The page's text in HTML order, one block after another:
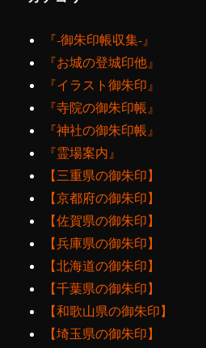
『‐御朱印帳収集‐』
『お城の登城印他』
『イラスト御朱印』
『寺院の御朱印帳』
『神社の御朱印帳』
『霊場案内』
【三重県の御朱印】
【京都府の御朱印】
【佐賀県の御朱印】
【兵庫県の御朱印】
【北海道の御朱印】
【千葉県の御朱印】
【和歌山県の御朱印】
【埼玉県の御朱印】